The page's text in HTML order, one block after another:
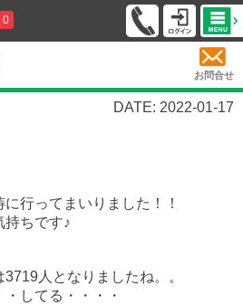
0
お問合せ
DATE: 2022-01-17
行ってまいりました！！
持ちです♪
人となりましたね。。
してる・・・・